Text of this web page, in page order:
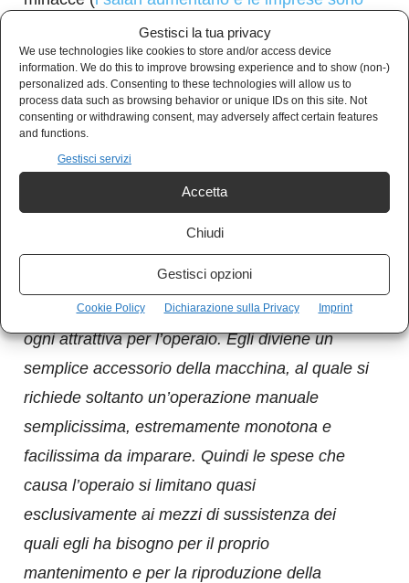
Gestisci la tua privacy
We use technologies like cookies to store and/or access device
information. We do this to improve browsing experience and to show (non-)
personalized ads. Consenting to these technologies will allow us to
process data such as browsing behavior or unique IDs on this site. Not
consenting or withdrawing consent, may adversely affect certain features
and functions.
Gestisci servizi
Accetta
Chiudi
Gestisci opzioni
Cookie Policy Dichiarazione sulla Privacy Imprint
costrette a delocalizzare) o spiegando che le
perdite di efficienzaspesso sono causate da
centralizzazione a livello nazionale delle
contrattazioni delle retribuzioni.
NelManifestodelPartito Comunista, a metà
del diciannovesimo secolo,Karl Marx
con l’estendersi dell’uso delle macchine e con
la divisione del lavoro, il lavoro dei proletari ha
perduto ogni carattere indipendente e con ciò
ogni attrattiva per l’operaio. Egli diviene un
semplice accessorio della macchina, al quale si
richiede soltanto un’operazione manuale
semplicissima, estremamente monotona e
facilissima da imparare. Quindi le spese che
causa l’operaio si limitano quasi
esclusivamente ai mezzi di sussistenza dei
quali egli ha bisogno per il proprio
mantenimento e per la riproduzione della